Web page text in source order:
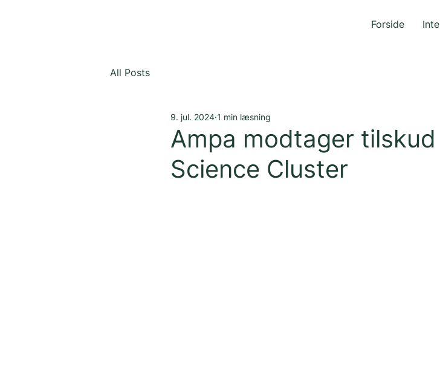
Forside
All Posts
Ampa modtager
Science Cluster
9. jul. 2024 1 min læsning